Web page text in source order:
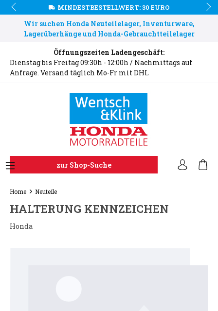
MINDESTBESTELLWERT: 30 EURO
Wir suchen Honda Neuteilelager, Inventurware,
Lagerüberhänge und Honda-Gebrauchtteilelager
Öffnungszeiten Ladengeschäft:
Dienstag bis Freitag 09:30h - 12:00h / Nachmittags auf
Anfrage. Versand täglich Mo-Fr mit DHL
zur Shop-Suche
Home Neuteile
HALTERUNG KENNZEICHEN
Honda